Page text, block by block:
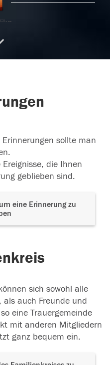
sollte man
die Ihnen
geblieben sind.
eine Erinnerung zu
sich sowohl alle
als auch Freunde und
eine Trauergemeinde
mit anderen Mitgliedern
ganz bequem ein.